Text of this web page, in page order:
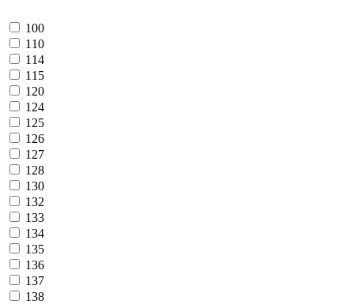
100
110
114
115
120
124
125
126
127
128
130
132
133
134
135
136
137
138